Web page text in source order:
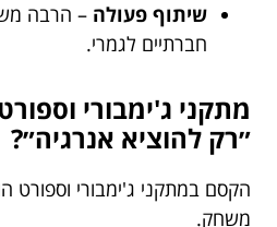
שיתוף פעולה – הרבה
חברתיים לגמרי.
מתקני ג'ימבורי
״רק להוציא אנרגיה״?
הקסם במתקני ג'ימבורי וספורט
משחק.